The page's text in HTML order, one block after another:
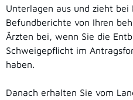
Unterlagen aus und zieht
Befundberichte von Ihren
Ärzten bei, wenn Sie die
Schweigepflicht im
haben.
Danach erhalten Sie vom